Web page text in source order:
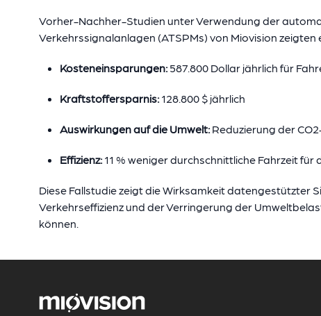
Vorher-Nachher-Studien unter Verwendung der
Verkehrssignalanlagen (ATSPMs) von Miovision
Kosteneinsparungen:587.800 Dollar jährlich für
Kraftstoffersparnis:128.800 $ jährlich
Auswirkungen auf die Umwelt:Reduzierung der
Effizienz:11 % weniger durchschnittliche Fahrzeit für
Diese Fallstudie zeigt die Wirksamkeit datengestützter
Verkehrseffizienz und der Verringerung der
können.